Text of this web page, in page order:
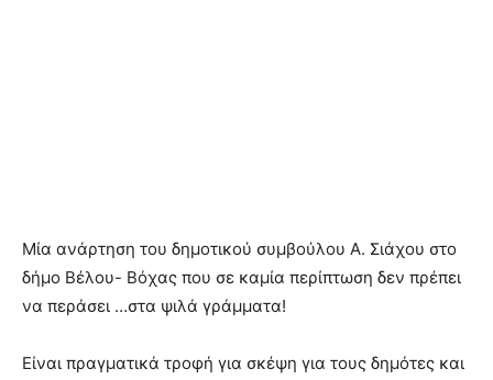
Μία ανάρτηση του δημοτικού συμβούλου Α. Σιάχου στο
δήμο Βέλου- Βόχας που σε καμία περίπτωση δεν πρέπει
να περάσει …στα ψιλά γράμματα!
Είναι πραγματικά τροφή για σκέψη για τους δημότες και